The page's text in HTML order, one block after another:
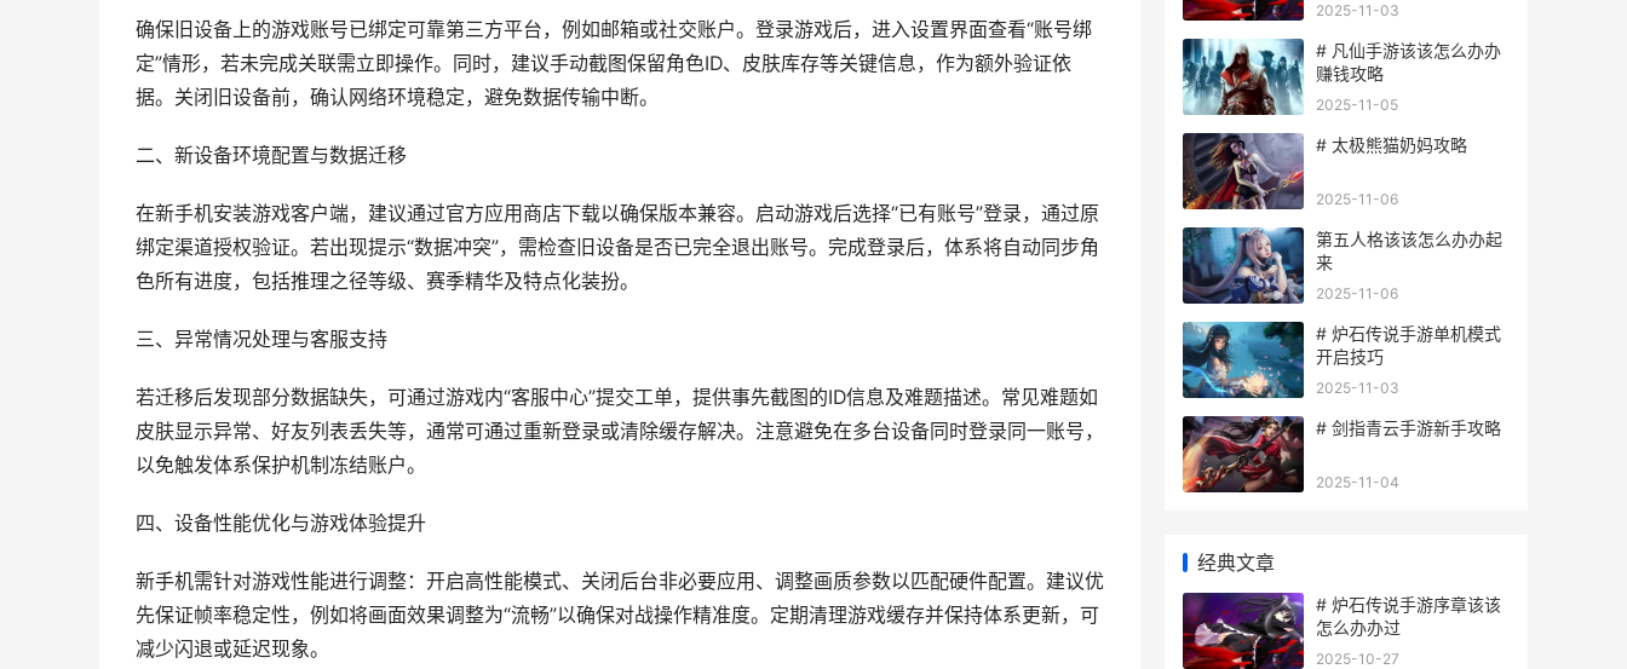
确保旧设备上的游戏账号已绑定可靠第三方平台，例如邮箱或社交账户。登录游戏后，进入设置界面查看“账号绑
定”情形，若未完成关联需立即操作。同时，建议手动截图保留角色ID、皮肤库存等关键信息，作为额外验证依
据。关闭旧设备前，确认网络环境稳定，避免数据传输中断。
二、新设备环境配置与数据迁移
在新手机安装游戏客户端，建议通过官方应用商店下载以确保版本兼容。启动游戏后选择“已有账号”登录，通过原
绑定渠道授权验证。若出现提示“数据冲突”，需检查旧设备是否已完全退出账号。完成登录后，体系将自动同步角
色所有进度，包括推理之径等级、赛季精华及特点化装扮。
三、异常情况处理与客服支持
若迁移后发现部分数据缺失，可通过游戏内“客服中心”提交工单，提供事先截图的ID信息及难题描述。常见难题如
皮肤显示异常、好友列表丢失等，通常可通过重新登录或清除缓存解决。注意避免在多台设备同时登录同一账号，
以免触发体系保护机制冻结账户。
四、设备性能优化与游戏体验提升
新手机需针对游戏性能进行调整：开启高性能模式、关闭后台非必要应用、调整画质参数以匹配硬件配置。建议优
先保证帧率稳定性，例如将画面效果调整为“流畅”以确保对战操作精准度。定期清理游戏缓存并保持体系更新，可
减少闪退或延迟现象。
2025-11-03
# 凡仙手游该该怎么办办
赚钱攻略
2025-11-05
# 太极熊猫奶妈攻略
2025-11-06
第五人格该该怎么办办起
来
2025-11-06
# 炉石传说手游单机模式
开启技巧
2025-11-03
# 剑指青云手游新手攻略
2025-11-04
经典文章
# 炉石传说手游序章该该
怎么办办过
2025-10-27